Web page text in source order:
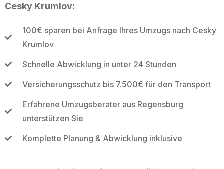
Cesky Krumlov:
100€ sparen bei Anfrage Ihres Umzugs nach Cesky
Krumlov
Schnelle Abwicklung in unter 24 Stunden
Versicherungsschutz bis 7.500€ für den Transport
Erfahrene Umzugsberater aus Regensburg
unterstützen Sie
Komplette Planung & Abwicklung inklusive